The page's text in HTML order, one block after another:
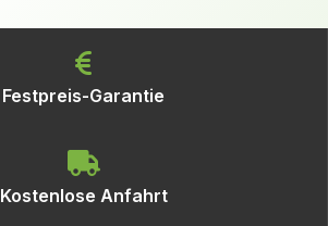
Festpreis-Garantie
Kostenlose Anfahrt